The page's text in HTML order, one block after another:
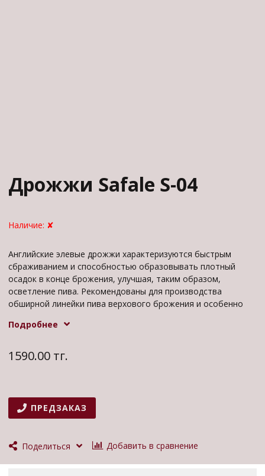
Дрожжи Safale S-04
Наличие: ✘
Английские элевые дрожжи характеризуются быстрым
сбраживанием и способностью образовывать плотный
осадок в конце брожения, улучшая, таким образом,
осветление пива. Рекомендованы для производства
обширной линейки пива верхового брожения и особенно
цилиндроконических танках. Седиментация: сильная
Подробнее
1590.00 тг.
ПРЕДЗАКАЗ
Поделиться Добавить в сравнение